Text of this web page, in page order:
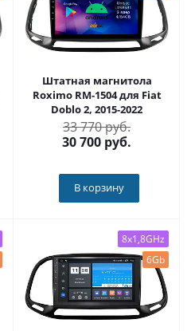
Штатная магнитола
Roximo RM-1504 для Fiat
Doblo 2, 2015-2022
33 770 руб.
30 700 руб.
В корзину
8x1,8GHz
6Gb